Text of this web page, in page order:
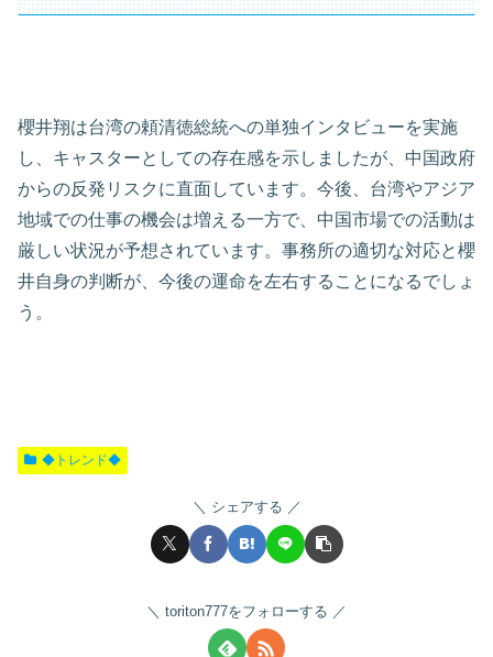
櫻井翔は台湾の頼清徳総統への単独インタビューを実施
し、キャスターとしての存在感を示しましたが、中国政府
からの反発リスクに直面しています。今後、台湾やアジア
地域での仕事の機会は増える一方で、中国市場での活動は
厳しい状況が予想されています。事務所の適切な対応と櫻
井自身の判断が、今後の運命を左右することになるでしょ
う。
◆トレンド◆
シェアする
toriton777をフォローする